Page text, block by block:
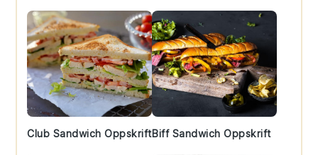
Club Sandwich OppskriftBiff Sandwich Oppskrift